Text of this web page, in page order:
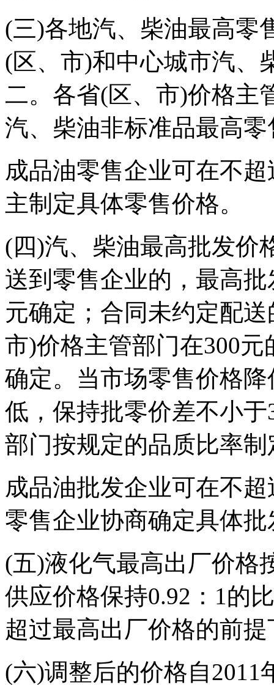
(三)各地汽、柴油最高零
(区、市)和中心城市汽、
二。各省(区、市)价格主
汽、柴油非标准品最高
成品油零售企业可在不
主制定具体零售价格。
(四)汽、柴油最高批发价
送到零售企业的，最高
元确定；合同未约定配
市)价格主管部门在300
确定。当市场零售价格
低，保持批零价差不小
部门按规定的品质比率
成品油批发企业可在不
零售企业协商确定具体
(五)液化气最高出厂价格
供应价格保持0.92：1的
超过最高出厂价格的前
(六)调整后的价格自2011